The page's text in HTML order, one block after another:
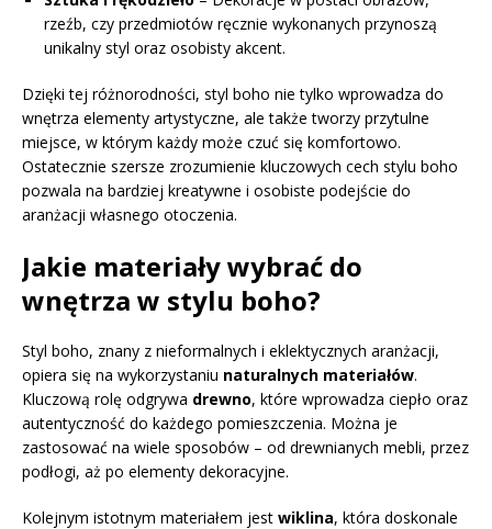
rzeźb, czy przedmiotów ręcznie wykonanych przynoszą
unikalny styl oraz osobisty akcent.
Dzięki tej różnorodności, styl boho nie tylko wprowadza do
wnętrza elementy artystyczne, ale także tworzy przytulne
miejsce, w którym każdy może czuć się komfortowo.
Ostatecznie szersze zrozumienie kluczowych cech stylu boho
pozwala na bardziej kreatywne i osobiste podejście do
aranżacji własnego otoczenia.
Jakie materiały wybrać do
wnętrza w stylu boho?
Styl boho, znany z nieformalnych i eklektycznych aranżacji,
opiera się na wykorzystaniu naturalnych materiałów.
Kluczową rolę odgrywa drewno, które wprowadza ciepło oraz
autentyczność do każdego pomieszczenia. Można je
zastosować na wiele sposobów – od drewnianych mebli, przez
podłogi, aż po elementy dekoracyjne.
Kolejnym istotnym materiałem jest wiklina, która doskonale